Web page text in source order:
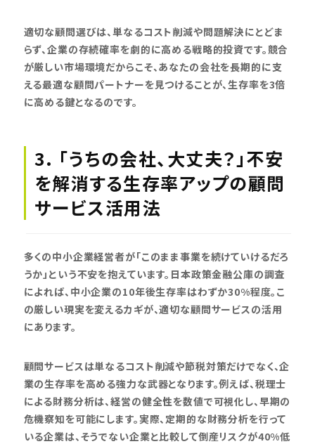
適切な顧問選びは、単なるコスト削減や問題解決にとどま
らず、企業の存続確率を劇的に高める戦略的投資です。競合
が厳しい市場環境だからこそ、あなたの会社を長期的に支
える最適な顧問パートナーを見つけることが、生存率を3倍
に高める鍵となるのです。
3. 「うちの会社、大丈夫？」不安
を解消する生存率アップの顧問
サービス活用法
多くの中小企業経営者が「このまま事業を続けていけるだろ
うか」という不安を抱えています。日本政策金融公庫の調査
によれば、中小企業の10年後生存率はわずか30%程度。こ
の厳しい現実を変えるカギが、適切な顧問サービスの活用
にあります。
顧問サービスは単なるコスト削減や節税対策だけでなく、企
業の生存率を高める強力な武器となります。例えば、税理士
による財務分析は、経営の健全性を数値で可視化し、早期の
危機察知を可能にします。実際、定期的な財務分析を行って
いる企業は、そうでない企業と比較して倒産リスクが40%低